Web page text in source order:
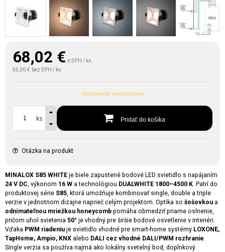
68,02 € s DPH / ks
55,30 € bez DPH / ks
Očakávame naskladnenie
ks Pridať do košíka
Otázka na produkt
MINALOX S85 WHITE je biele zapustené bodové LED svietidlo s napájaním
24 V DC , výkonom 16 W a technológiou DUALWHITE 1800–4500 K . Patrí do
produktovej série S85 , ktorá umožňuje kombinovať single, double a triple
verzie v jednotnom dizajne naprieč celým projektom. Optika so šošovkou a
odnímateľnou mriežkou honeycomb pomáha obmedziť priame oslnenie,
pričom uhol svietenia 50° je vhodný pre širšie bodové osvetlenie v interiéri.
Vďaka PWM riadeniu je svietidlo vhodné pre smart-home systémy LOXONE,
TapHome, Ampio, KNX alebo DALI cez vhodné DALI/PWM rozhranie
Single verzia sa používa najmä ako lokálny svetelný bod, doplnkový